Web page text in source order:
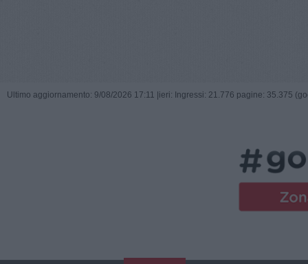
Ultimo aggiornamento: 9/08/2026 17:11 | ieri: Ingressi: 21.776 pagine: 35.375